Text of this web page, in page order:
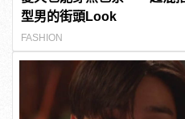
型男的街頭Look
FASHION